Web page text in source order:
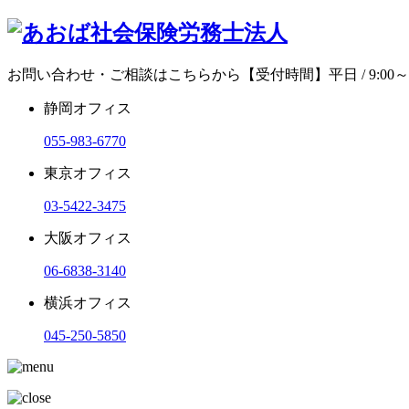
お問い合わせ・ご相談はこちらから 【受付時間】平日 / 9:00
静岡オフィス
055-983-6770
東京オフィス
03-5422-3475
大阪オフィス
06-6838-3140
横浜オフィス
045-250-5850